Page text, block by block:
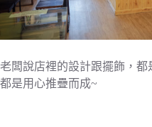
老闆說店裡的設計跟擺飾，
都是用心推疊而成~